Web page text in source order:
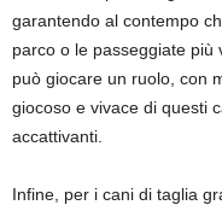
garantendo al contempo
parco o le passeggiate più
può giocare un ruolo, con
giocoso e vivace di questi
accattivanti.
Infine, per i cani di taglia